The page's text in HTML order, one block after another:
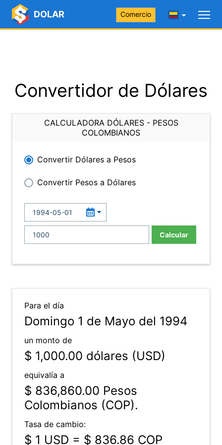
DOLAR Comercio
Convertidor de Dólares
CALCULADORA DÓLARES - PESOS
COLOMBIANOS
Convertir Dólares a Pesos
Convertir Pesos a Dólares
Calcular
Para el día
Domingo 1 de Mayo del 1994
un monto de
$ 1,000.00 dólares (USD)
equivalía a
$ 836,860.00 Pesos
Colombianos (COP).
Tasa de cambio:
$ 1 USD = $ 836.86 COP